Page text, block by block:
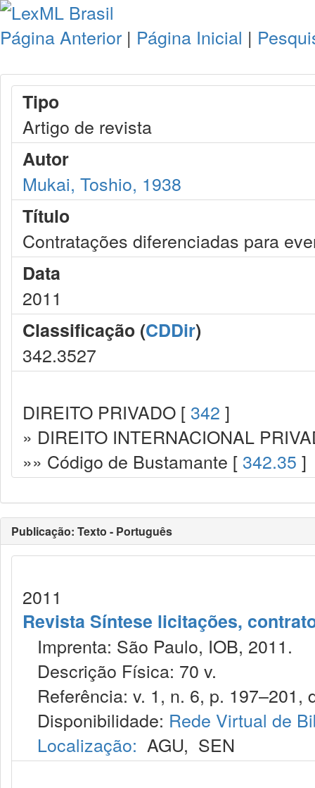
Página Anterior | Página Inicial |
Tipo
Artigo de revista
Autor
Mukai, Toshio, 1938
Título
Contratações diferenciadas para
Data
2011
Classificação (CDDir)
342.3527
DIREITO PRIVADO [ 342 ]
» DIREITO INTERNACIONAL
»» Código de Bustamante [ 342.35 ]
Publicação: Texto - Português
2011
Revista Síntese licitações,
Imprenta: São Paulo, IOB, 2011.
Descrição Física: 70 v.
Referência: v. 1, n. 6, p. 197–201,
Disponibilidade: Rede Virtual de
Localização: AGU, SEN